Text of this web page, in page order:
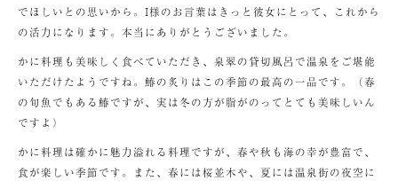
でほしいとの思いから。I様のお言葉はきっと彼女にとって、これから
の活力になります。本当にありがとうございました。
かに料理も美味しく食べていただき、泉翠の貸切風呂で温泉をご堪能
いただけたようですね。鰆の炙りはこの季節の最高の一品です。（春
の旬魚でもある鰆ですが、実は冬の方が脂がのってとても美味しいん
ですよ）
かに料理は確かに魅力溢れる料理ですが、春や秋も海の幸が豊富で、
食が楽しい季節です。また、春には桜並木や、夏には温泉街の夜空に